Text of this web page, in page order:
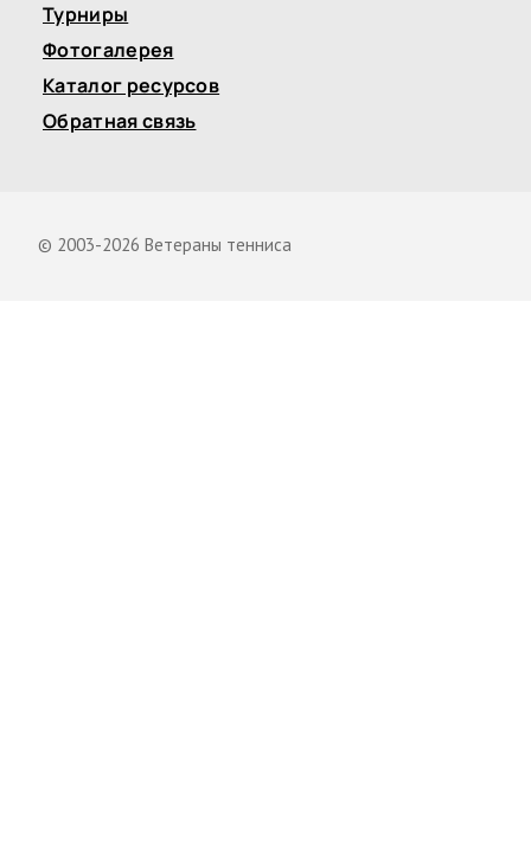
Турниры
Фотогалерея
Каталог ресурсов
Обратная связь
© 2003-2026 Ветераны тенниса